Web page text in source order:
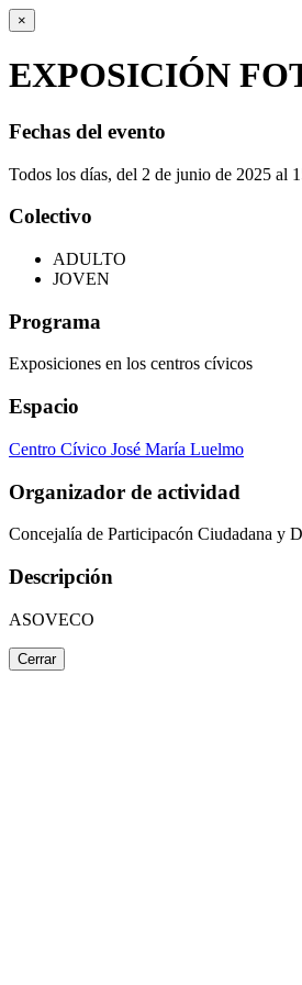
×
EXPOSICIÓN
Fechas del evento
Todos los días, del 2 de junio de 2025 al
Colectivo
ADULTO
JOVEN
Programa
Exposiciones en los centros cívicos
Espacio
Centro Cívico José María Luelmo
Organizador de actividad
Concejalía de Participacón Ciudadana y
Descripción
ASOVECO
Cerrar